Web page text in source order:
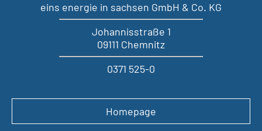
eins energie in sachsen GmbH & Co. KG
Johannisstraße 1
09111 Chemnitz
0371 525-0
Homepage